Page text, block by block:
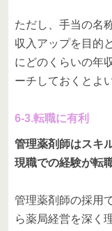
ただし、手当の名
収入アップを目的
にどのくらいの年
ーチしておくとよ
6-3.転職に有利
管理薬剤師はスキ
現職での経験が転
管理薬剤師の採用
ら薬局経営を深く